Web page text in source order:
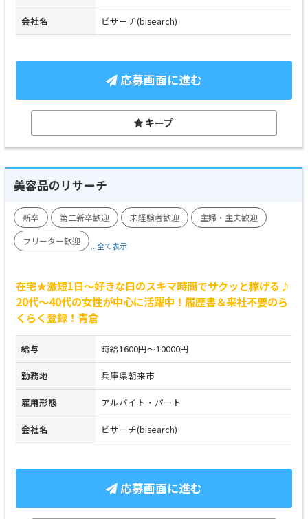
会社名 ビサーチ(bisearch)
応募画面に進む
キープ
美容品のリサーチ
新卒 第二新卒歓迎 未経験者歓迎
主婦・主夫歓迎
フリーター歓迎
...全て表示
在宅★激短1日～好きな日のスキマ時間でサクッと稼げる♪
20代～40代の女性が中心に活躍中！履歴書＆来社不要のら
くらく登録！青倉
給与 時給1600円～10000円
勤務地 兵庫県朝来市
雇用形態 アルバイト・パート
会社名 ビサーチ(bisearch)
応募画面に進む